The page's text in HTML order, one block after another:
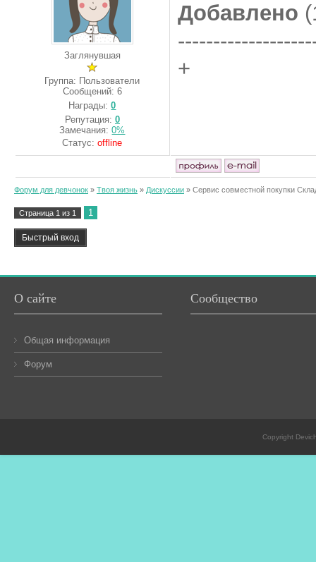
Заглянувшая
Группа: Пользователи
Сообщений: 6
Награды:0
Репутация: 0
Замечания:0%
Статус:offline
Добавлено
+
Форум для девчонок » Твоя жизнь » Дискуссии » Сервис совместной покупки
Страница 1 из 1 1
О сайте
Общая информация
Форум
Сообщество
Copyright